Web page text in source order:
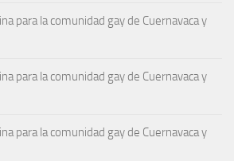
para la comunidad gay de Cuernavaca y
para la comunidad gay de Cuernavaca y
para la comunidad gay de Cuernavaca y